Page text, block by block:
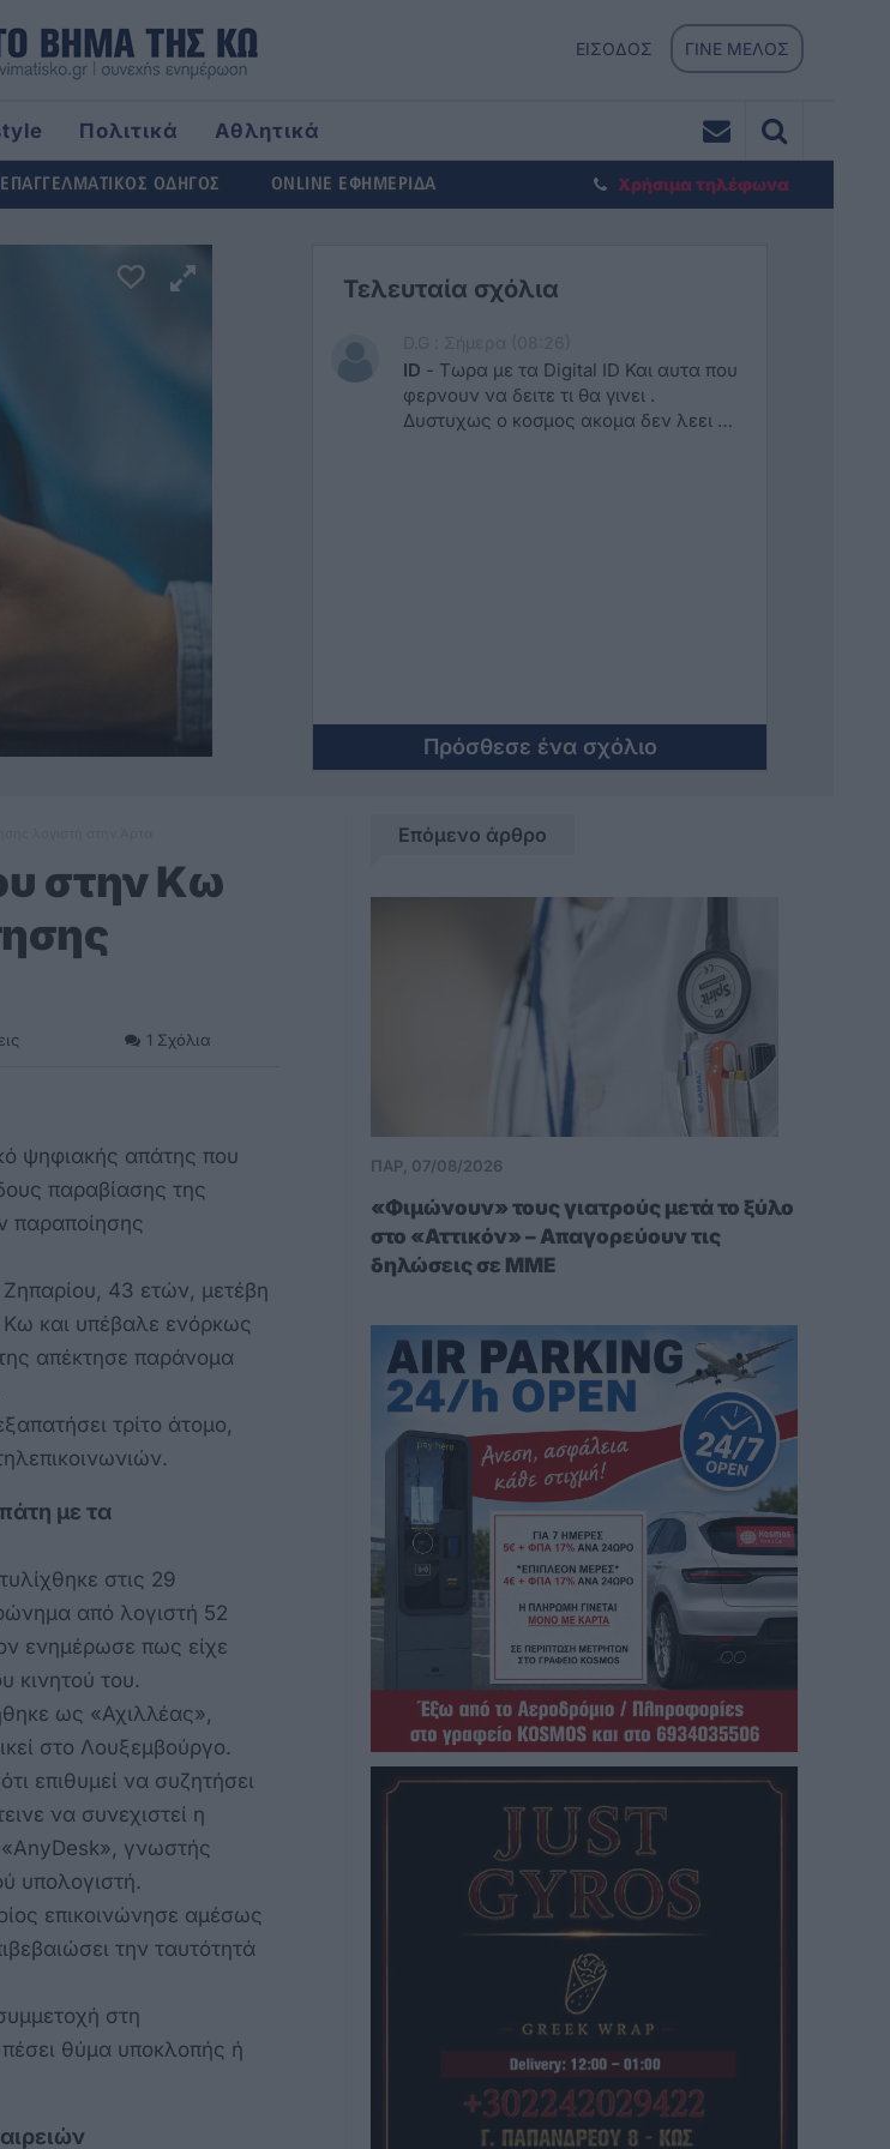
ΕΙΣΟΔΟΣ ΓΙΝΕ ΜΕΛΟΣ
Πολιτικά
Αθλητικά
ΕΠΑΓΓΕΛΜΑΤΙΚΟΣ ΟΔΗΓΟΣ ONLINE ΕΦΗΜΕΡΙΔΑ Χρήσιμα τηλέφωνα
Τελευταία σχόλια
ID - Tωρα με τα Digital ID Και αυτα που
φερνουν να δειτε τι θα γινει .
Δυστυχως ο κοσμος ακομα δεν λεει να
Πρόσθεσε ένα σχόλιο
στην Κω
1 Σχόλια
ψηφιακής απάτης που
παραβίασης της
παραποίησης
43 ετών, μετέβη
και υπέβαλε ενόρκως
απέκτησε παράνομα
τρίτο άτομο,
με τα
στις 29
από λογιστή 52
ενημέρωσε πως είχε
κινητού του.
ως «Αχιλλέας»,
στο Λουξεμβούργο.
επιθυμεί να συζητήσει
να συνεχιστεί η
«AnyDesk», γνωστής
υπολογιστή.
επικοινώνησε αμέσως
την ταυτότητά
στη
πέσει θύμα υποκλοπής ή
Επόμενο άρθρο
ΠΑΡ, 07/08/2026
«Φιμώνουν» τους γιατρούς μετά το ξύλο
στο «Αττικόν» – Απαγορεύουν τις
δηλώσεις σε ΜΜΕ